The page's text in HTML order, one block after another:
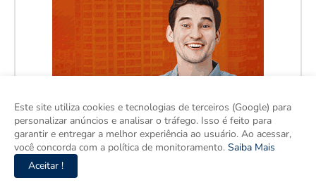
Este site utiliza cookies e tecnologias de terceiros (Google) para
personalizar anúncios e analisar o tráfego. Isso é feito para
garantir e entregar a melhor experiência ao usuário. Ao acessar,
você concorda com a política de monitoramento. Saiba Mais
Aceitar !